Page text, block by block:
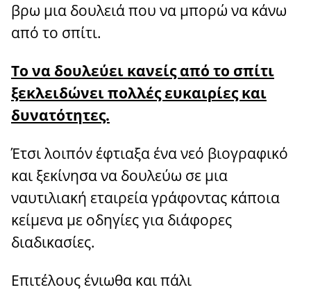
βρω μια δουλειά που να μπορώ να κάνω
από το σπίτι.
Το να δουλεύει κανείς από το σπίτι
ξεκλειδώνει πολλές ευκαιρίες και
δυνατότητες.
Έτσι λοιπόν έφτιαξα ένα νεό βιογραφικό
και ξεκίνησα να δουλεύω σε μια
ναυτιλιακή εταιρεία γράφοντας κάποια
κείμενα με οδηγίες για διάφορες
διαδικασίες.
Επιτέλους ένιωθα και πάλι